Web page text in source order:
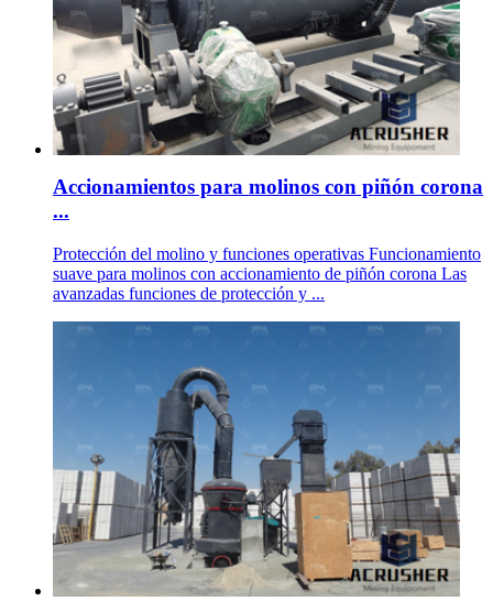
Accionamientos para molinos con piñón corona
...
Protección del molino y funciones operativas Funcionamiento
suave para molinos con accionamiento de piñón corona Las
avanzadas funciones de protección y ...